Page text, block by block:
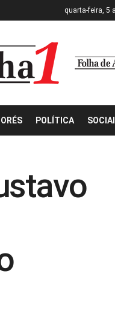
quarta-feira, 5
POLÍTICA